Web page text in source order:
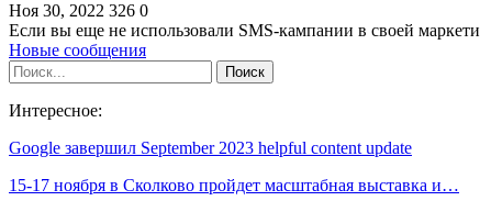
Ноя 30, 2022 326 0
Если вы еще не использовали SMS-кампании в своей
Новые сообщения
Интересное:
Google завершил September 2023 helpful content update
15-17 ноября в Сколково пройдет масштабная выставка и…